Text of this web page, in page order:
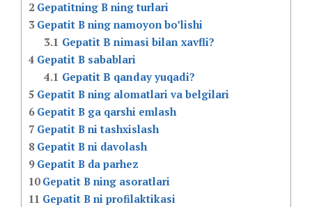
2 Gepatitning B ning turlari
3Gepatit B ning namoyon bo’lishi
3.1 Gepatit B nimasi bilan xavfli?
4 Gepatit B sabablari
4.1 Gepatit B qanday yuqadi?
5 Gepatit B ning alomatlari va belgilari
6Gepatit B ga qarshi emlash
7 Gepatit B ni tashxislash
8Gepatit B ni davolash
9Gepatit B da parhez
10Gepatit B ning asoratlari
11 Gepatit B ni profilaktikasi